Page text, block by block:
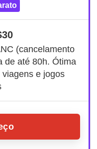
(cancelamento
de até 80h. Ótima
e jogos